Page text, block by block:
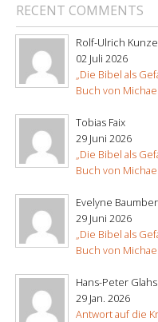
RECENT COMMENTS
Rolf-Ulrich Kunze
02 Juli 2026
„Die Bibel als
Buch von
Tobias Faix
29 Juni 2026
„Die Bibel als
Buch von
Evelyne
29 Juni 2026
„Die Bibel als
Buch von
Hans-Peter Glahs
29 Jan. 2026
Antwort auf die